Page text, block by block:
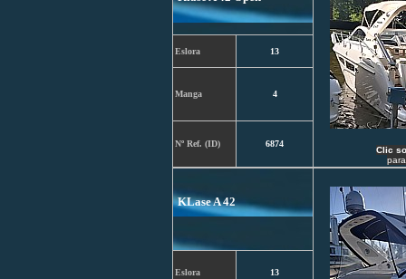
Clic
para
Eslora 13
Manga 4
Nº Ref. (ID) 6874
KLase A 42
Eslora 13